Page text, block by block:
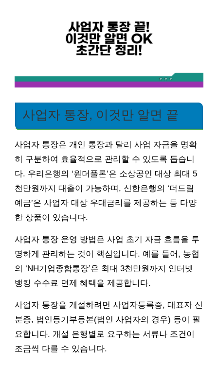
사업자 통장, 이것만 알면 끝
사업자 통장은 개인 통장과 달리 사업 자금을 명확
히 구분하여 효율적으로 관리할 수 있도록 돕습니
다. 우리은행의 ‘원더풀론’은 소상공인 대상 최대 5
천만원까지 대출이 가능하며, 신한은행의 ‘더드림
예금’은 사업자 대상 우대금리를 제공하는 등 다양
한 상품이 있습니다.
사업자 통장 운영 방법은 사업 초기 자금 흐름을 투
명하게 관리하는 것이 핵심입니다. 예를 들어, 농협
의 ‘NH기업종합통장’은 최대 3천만원까지 인터넷
뱅킹 수수료 면제 혜택을 제공합니다.
사업자 통장을 개설하려면 사업자등록증, 대표자 신
분증, 법인등기부등본(법인 사업자의 경우) 등이 필
요합니다. 개설 은행별로 요구하는 서류나 조건이
조금씩 다를 수 있습니다.